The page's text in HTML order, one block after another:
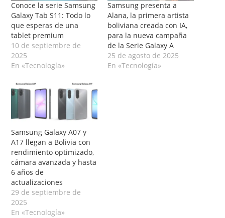
Conoce la serie Samsung
Galaxy Tab S11: Todo lo
que esperas de una
tablet premium
10 de septiembre de
2025
En «Tecnología»
Samsung presenta a
Alana, la primera artista
boliviana creada con IA,
para la nueva campaña
de la Serie Galaxy A
25 de agosto de 2025
En «Tecnología»
Samsung Galaxy A07 y
A17 llegan a Bolivia con
rendimiento optimizado,
cámara avanzada y hasta
6 años de
actualizaciones
29 de septiembre de
2025
En «Tecnología»